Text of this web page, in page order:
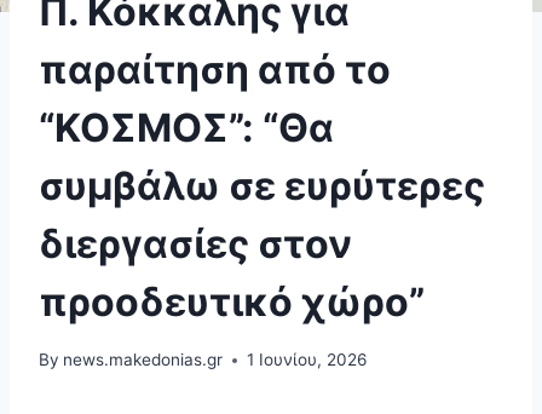
Π. Κόκκαλης για
παραίτηση από το
“ΚΟΣΜΟΣ”: “Θα
συμβάλω σε ευρύτερες
διεργασίες στον
προοδευτικό χώρο”
By news.makedonias.gr 1 Ιουνίου, 2026